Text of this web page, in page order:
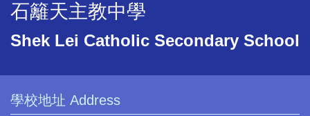
石籬天主教中學
Shek Lei Catholic Secondary School
學校地址 Address